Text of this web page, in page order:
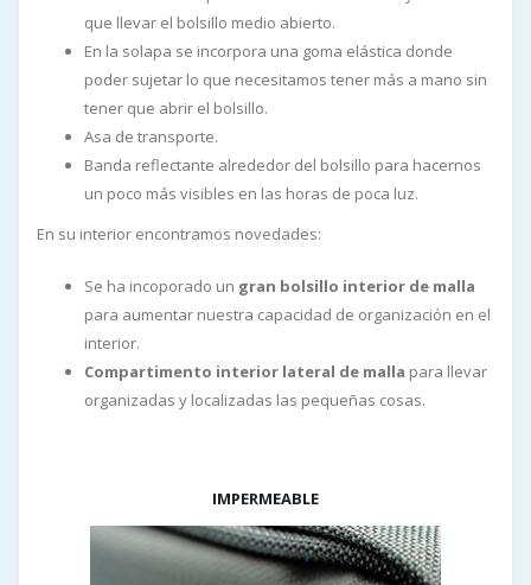
que llevar el bolsillo medio abierto.
En la solapa se incorpora una goma elástica donde
poder sujetar lo que necesitamos tener más a mano sin
tener que abrir el bolsillo.
Asa de transporte.
Banda reflectante alrededor del bolsillo para hacernos
un poco más visibles en las horas de poca luz.
En su interior encontramos novedades:
Se ha incoporado un gran bolsillo interior de malla
para aumentar nuestra capacidad de organización en el
interior.
Compartimento interior lateral de malla para llevar
organizadas y localizadas las pequeñas cosas.
IMPERMEABLE